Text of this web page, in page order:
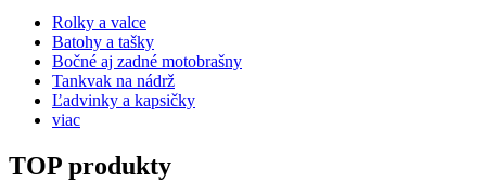
Rolky a valce
Batohy a tašky
Bočné aj zadné motobrašny
Tankvak na nádrž
Ľadvinky a kapsičky
viac
TOP produkty